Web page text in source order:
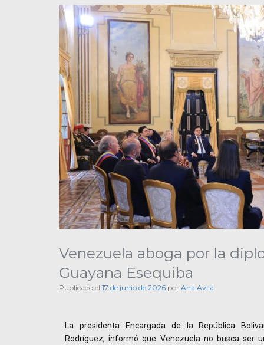
Venezuela aboga por la
Guayana Esequiba
Publicado el 17 de junio de 2026 por Ana Avila
La presidenta Encargada de la República
Rodríguez, informó que Venezuela no busca ser